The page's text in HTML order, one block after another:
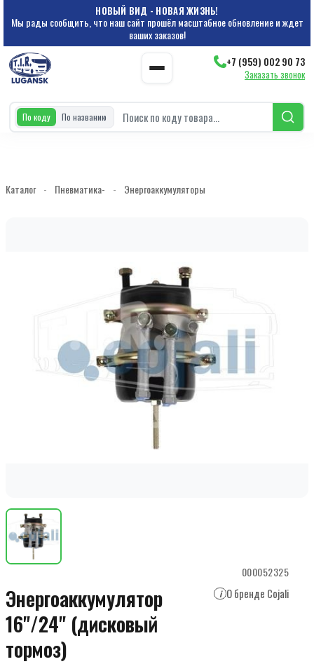
НОВЫЙ ВИД - НОВАЯ ЖИЗНЬ!
Мы рады сообщить, что наш сайт прошёл масштабное обновление и ждет
ваших заказов!
+7 (959) 002 90 73
Заказать звонок
По коду По названию
Каталог - Пневматика- - Энергоаккумуляторы
000052325
Энергоаккумулятор
16"/24" (дисковый
тормоз)
i О бренде Cojali